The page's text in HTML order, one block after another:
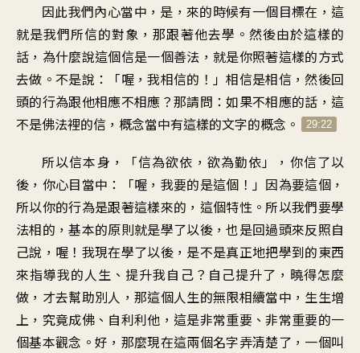
因此我們內心當中，是，來的時候有一個目標在，這
就是我們所信的對象，那跟著他去學。然後由於這樣的
話，為什麼說這個信是一個善法，就是你照著這樣的方式
去做。不是說：「喔，我相信的！」相信是相信，然後回
頭的行為跟他相應不相應？那請問：如果不相應的話，這
不是佛法裡的信，概念當中有這樣的文字的概念。
29:22
所以信本身，「信為欲依，欲為勤依」，你信了以
後，你心目當中：「喔，我要的是這個！」因為要這個，
所以你的行為是跟著這樣來的，這個特性。所以我們要學
法相的，基本的原則就是學了以後，也是回過頭來反照自
己說，喔！我現在學了以後，是不是真正地把學到的東西
來指導我的人生、提升我自己？自己提升了，曉得怎麼
做，才去幫助別人，那這個人生的無限相續當中，生生增
上，究竟成佛、自利利他，這是非常重要、非常重要的一
個基本觀念。好，那麼現在這兩個名字弄清楚了，一個叫